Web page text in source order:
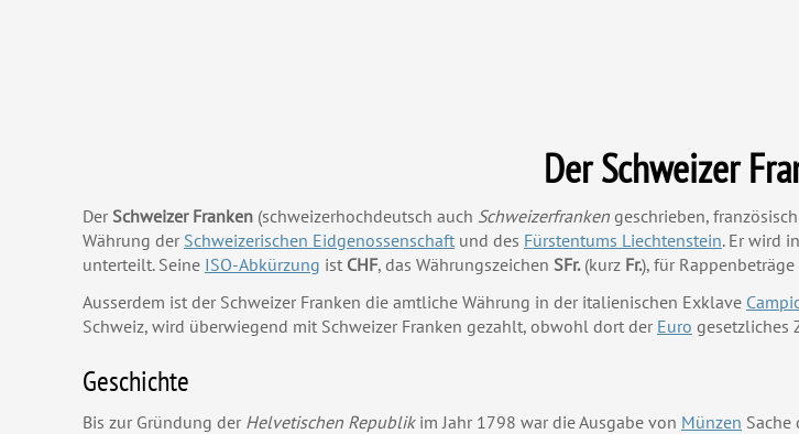
DerSchweizer
Der Schweizer Franken (schweizerhochdeutsch auch Schweizerfranken geschrieben, französisch
Währung der Schweizerischen Eidgenossenschaft und des Fürstentums Liechtenstein. Er wird
unterteilt. Seine ISO-Abkürzung ist CHF, das Währungszeichen SFr.(kurz Fr.), für
Ausserdem ist der Schweizer Franken die amtliche Währung in der italienischen Exklave
Schweiz, wird überwiegend mit Schweizer Franken gezahlt, obwohl dort der Euro gesetzliches
Geschichte
Bis zur Gründung der Helvetischen Republik im Jahr 1798 war die Ausgabe von Münzen Sache